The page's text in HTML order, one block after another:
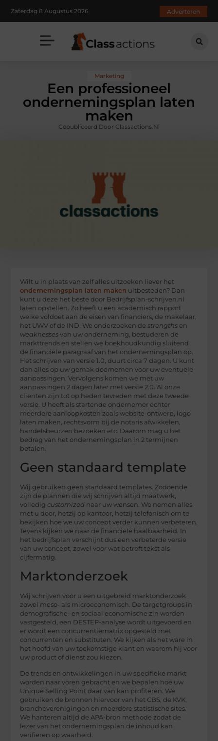
Zaterdag 8 Augustus 2026 Adverteren
Marketing
Een professioneel
ondernemingsplan laten
maken
Gepubliceerd Door Classactions.nl
Wilt u in plaats van zelf alles uitzoeken liever het
ondernemingsplan laten maken uitbesteden? Dan
kunt u deze het beste door Bedrijfsplan-schrijven.nl
laten opstellen. Zo heeft u een academisch rapport
welke voldoet aan de eisen van financiers, de makelaar,
het UWV of de IND. We onderzoeken de strengths en
weaknesses van uw onderneming, bestuderen de
markttrends en stellen we boekhoudkundig sluitend
de financiële paragraaf van het ondernemingsplan op.
Het schrijven van versie 1.0, duurt circa 7 dagen. U kunt
dan alles op uw gemak doornemen voor uw eventuele
aanpassingen. Vervolgens komen we met uw
aanpassingen 2 dagen later met versie 2.0. Al onze
clienten zijn tot op heden tevreden met deze tweede
versie. U heeft als startende ondernemer echter
meerdere aanloopkosten zoals website-ontwerp, logo
laten maken, rechtsvorm bij de notaris afwikkelen,
handelsbeurzen bezoeken etc. Daarom mag u het
bedrag van het ondernemingsplan in 2 termijnen
betalen.
Geen standaard template
Wij gebruiken geen standaard templates. Zodoende
zijn de plannen die wij schrijven altijd maatwerk,
volledig customized naar uw wensen. We nemen alles
met u door, hetzij op kantoor, hetzij telefonisch om te
bekijken hoe we uw concept verder kunnen verbeteren.
Tevens kijken we naar de financiele haalbaarheid. In
het bedrijfsplan verschijnt dus een verbeterde versie
van uw concept, zowel voor wat betreft tekst als
cijfermatig.
Marktonderzoek
Wij schrijven voor u een uitgebreid marktonderzoek ,
zowel meso- als microeconomisch. De targetgroups in
demografische- en sociaal economische zin worden
vastgesteld, een DESTEP-analyse wordt uitgevoerd en
er wordt een concurrentiematrix opgesteld met
concurrenten en substituten. We kijken als het ware in
het hoofd van uw toekomstige klant en waarom hij voor
uw product of dienst zou kiezen.
De trends en ontwikkelingen in uw specifieke markt
worden naar voren gebracht en we bepalen hoe uw
Unique Selling Point daar van kan profiteren. We
gebruiken de bronnen hiervoor van het CBS, de KVK,
brancheverenigingen en meerdere statistische sites.
We hanteren altijd de APA-bron methode zodat de
lezer van het ondernemingsplan de inhoud kan
verifieren op waarheid